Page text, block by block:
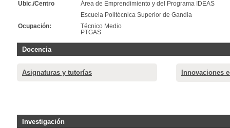
Ubic./Centro
Área de Emprendimiento y del Programa IDEAS
Escuela Politécnica Superior de Gandia
Ocupación:
Técnico Medio
PTGAS
Docencia
Asignaturas y tutorías Innovaciones
Investigación